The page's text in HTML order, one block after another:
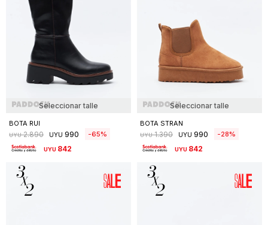
Seleccionar talle
BOTA RUI
UYU 2.890 UYU 990 65
UYU 842
Seleccionar talle
BOTA STRAN
UYU 1.390 UYU 990 28
UYU 842